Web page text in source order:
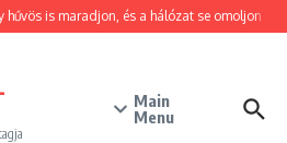
is maradjon, és a hálózat se omoljon
Main
Menu